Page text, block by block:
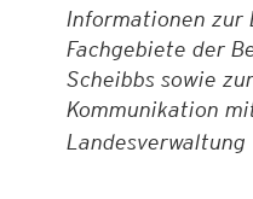
Informationen zur
Fachgebiete der
Scheibbs sowie
Kommunikation
Landesverwaltung